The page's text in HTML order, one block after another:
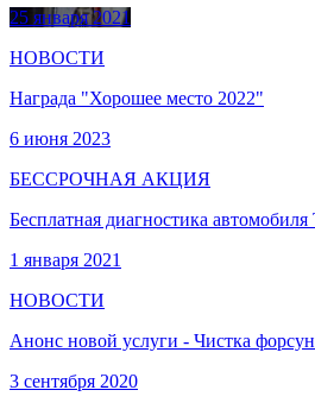
25 января 2021
НОВОСТИ
Награда "Хорошее место 2022"
6 июня 2023
БЕССРОЧНАЯ АКЦИЯ
Бесплатная диагностика автомобиля
1 января 2021
НОВОСТИ
Анонс новой услуги - Чистка
3 сентября 2020